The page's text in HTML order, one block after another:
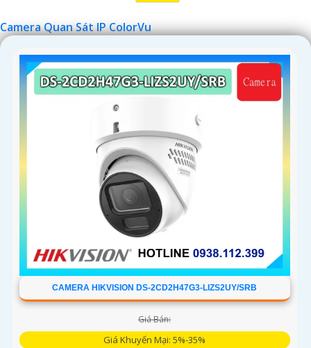
Camera Quan Sát IP ColorVu
CAMERA HIKVISION DS-2CD2H47G3-LIZS2UY/SRB
Giá Bán:
Giá Khuyến Mại: 5%-35%